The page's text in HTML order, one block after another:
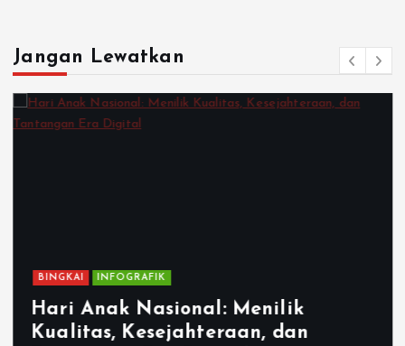
Jangan Lewatkan
BINGKAI INFOGRAFIK
Hari Anak Nasional: Menilik
Kualitas, Kesejahteraan, dan